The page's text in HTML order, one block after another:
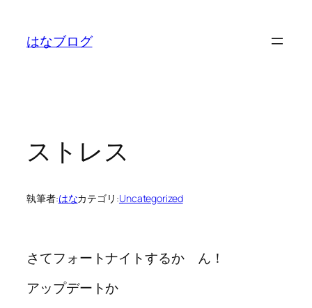
はなブログ
ストレス
執筆者:はなカテゴリ:Uncategorized
さてフォートナイトするか ん！
アップデートか